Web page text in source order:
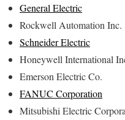
General Electric
Rockwell Automation Inc.
Schneider Electric
Honeywell International
Emerson Electric Co.
FANUC Corporation
Mitsubishi Electric